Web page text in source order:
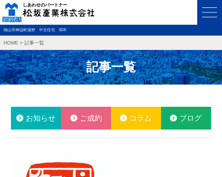
福山市神辺町湯野 中古住宅 5DK
HOME > 記事一覧
記事一覧
お知らせ ご成約 コラム ブログ